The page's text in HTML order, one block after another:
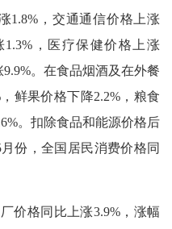
1.8%，交通通信价格上涨
，医疗保健价格上涨
。在食品烟酒及在外餐
鲜果价格下降2.2%，粮食
。扣除食品和能源价格后
份，全国居民消费价格同
价格同比上涨3.9%，涨幅